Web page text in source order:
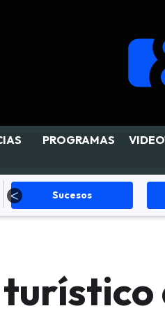
PROGRAMAS
Deportes